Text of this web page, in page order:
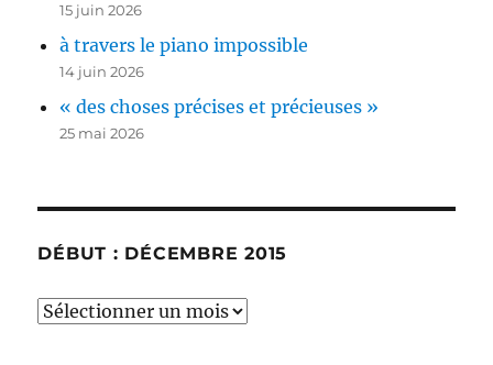
15 juin 2026
à travers le piano impossible
14 juin 2026
« des choses précises et précieuses »
25 mai 2026
DÉBUT : DÉCEMBRE 2015
début